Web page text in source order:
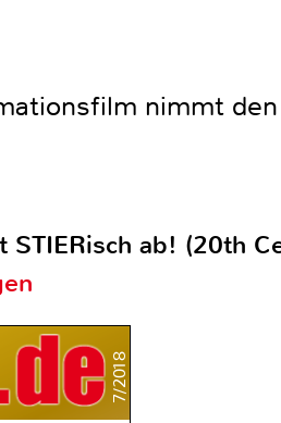
nimmt
STIERisch ab! (20th
7/2018